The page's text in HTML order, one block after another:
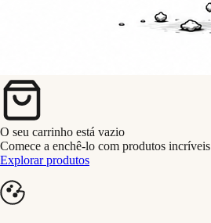
O seu carrinho está vazio
Comece a enchê-lo com produtos incríveis
Explorar produtos